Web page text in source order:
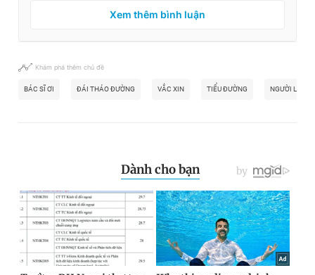
Xem thêm bình luận
Khám phá thêm chủ đề
BÁC SĨ ƠI ĐÁI THÁO ĐƯỜNG VẮC XIN TIỂU ĐƯỜNG NGƯỜI LỚN